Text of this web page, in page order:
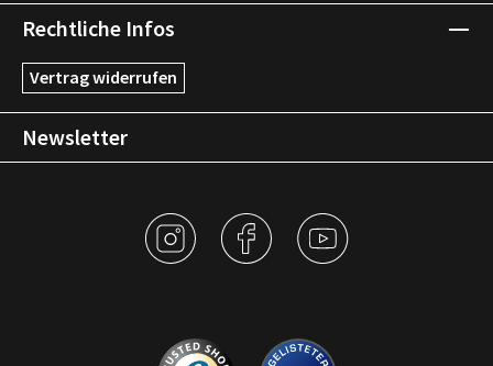
Rechtliche Infos
Vertrag widerrufen
Newsletter